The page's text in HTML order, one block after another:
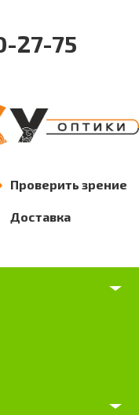
27-75
Проверить зрение
Доставка